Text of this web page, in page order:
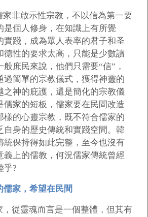
家非啟示性宗教，不以信為第一要
是個人修身，在知識上有所覺
實踐，成為眾人表率的君子和圣
德性的要求太高，只能是少數讀
庶民來說，他們只需要“信”，
過簡單的宗教儀式，獲得神靈的
之神的庇護，還是簡化的宗教儀
儒家的短板，儒家要在民間改造
樣的心靈宗教，既不符合儒家的
自身的歷史傳統和實踐空間。韓
統保持得如此完整，至今也沒有
義上的儒教，何況儒家傳統曾經
乎?
儒家，希望在民間
，從靈魂而言是一個整體，但其有